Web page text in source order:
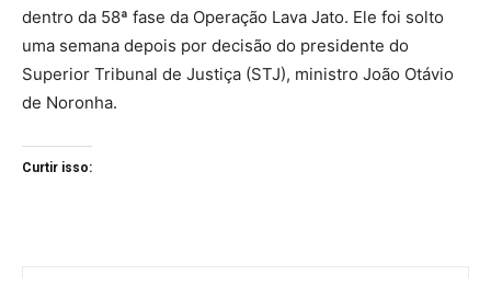
dentro da 58ª fase da Operação Lava Jato. Ele foi solto
uma semana depois por decisão do presidente do
Superior Tribunal de Justiça (STJ), ministro João Otávio
de Noronha.
Curtir isso: